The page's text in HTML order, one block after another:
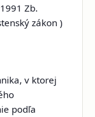
Zb.
zákon )
v ktorej
podľa